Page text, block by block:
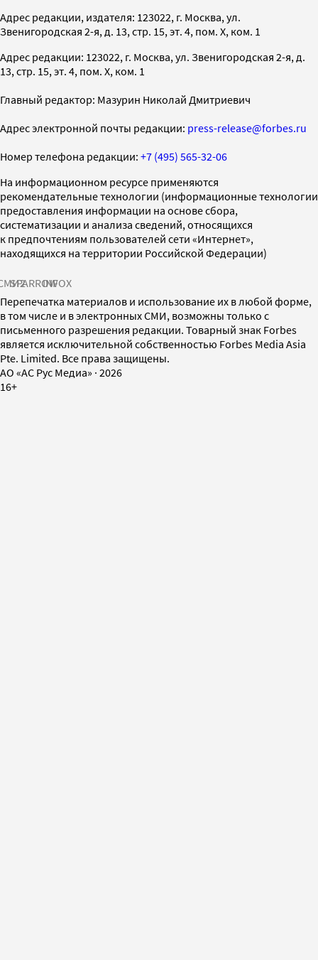
Адрес редакции, издателя: 123022, г. Москва, ул.
Звенигородская 2-я, д. 13, стр. 15, эт. 4, пом. X, ком. 1
Адрес редакции: 123022, г. Москва, ул. Звенигородская 2-я, д.
13, стр. 15, эт. 4, пом. X, ком. 1
Главный редактор: Мазурин Николай Дмитриевич
Адрес электронной почты редакции: press-release@forbes.ru
Номер телефона редакции: +7 (495) 565-32-06
На информационном ресурсе применяются
рекомендательные технологии (информационные технологии
предоставления информации на основе сбора,
систематизации и анализа сведений, относящихся
к предпочтениям пользователей сети «Интернет»,
находящихся на территории Российской Федерации)
SPARROWINFOX
Перепечатка материалов и использование их в любой форме,
в том числе и в электронных СМИ, возможны только с
письменного разрешения редакции. Товарный знак Forbes
является исключительной собственностью Forbes Media Asia
Pte. Limited. Все права защищены.
AO «АС Рус Медиа» · 2026
16+